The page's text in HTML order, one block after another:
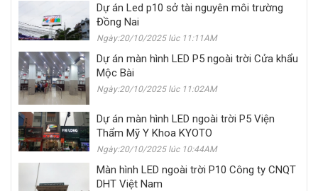
Dự án Led p10 sở tài nguyên môi trường
Đồng Nai
Ngày:20/10/2025 lúc 11:11AM
Dự án màn hình LED P5 ngoài trời Cửa khẩu
Mộc Bài
Ngày:20/10/2025 lúc 11:02AM
Dự án màn hình LED ngoài trời P5 Viện
Thẩm Mỹ Y Khoa KYOTO
Ngày:20/10/2025 lúc 10:44AM
Màn hình LED ngoài trời P10 Công ty CNQT
DHT Việt Nam